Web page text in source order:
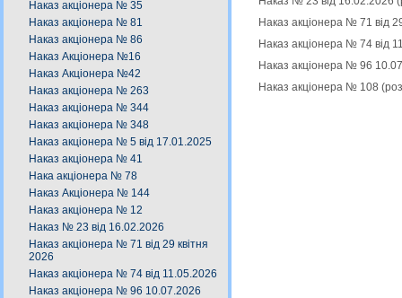
Наказ акціонера № 35
Наказ акціонера № 81
Наказ акціонера № 86
Наказ Акціонера №16
Наказ Акціонера №42
Наказ акціонера № 263
Наказ акціонера № 344
Наказ акціонера № 348
Наказ акціонера № 5 від 17.01.2025
Наказ акціонера № 41
Нака акціонера № 78
Наказ Акціонера № 144
Наказ акціонера № 12
Наказ № 23 від 16.02.2026
Наказ акціонера № 71 від 29 квітня
2026
Наказ акціонера № 74 від 11.05.2026
Наказ акціонера № 96 10.07.2026
Наказ акціонера № 71 від
Наказ акціонера № 74 від
Наказ акціонера № 96
Наказ акціонера № 108